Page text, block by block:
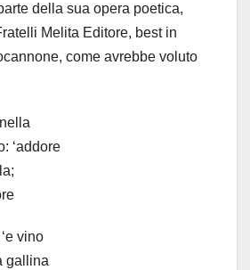
della sua opera poetica,
Melita Editore, best in
come avrebbe voluto
‘addore
vino
gallina